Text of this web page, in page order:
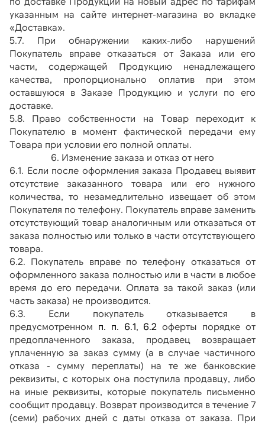
указанным на сайте интернет-магазина во вкладке
«Доставка».
5.7. При обнаружении каких-либо нарушений
Покупатель вправе отказаться от Заказа или его
части, содержащей Продукцию ненадлежащего
качества, пропорционально оплатив при этом
оставшуюся в Заказе Продукцию и услуги по его
доставке.
5.8. Право собственности на Товар переходит к
Покупателю в момент фактической передачи ему
Товара при условии его полной оплаты.
6. Изменение заказа и отказ от него
6.1. Если после оформления заказа Продавец выявит
отсутствие заказанного товара или его нужного
количества, то незамедлительно извещает об этом
Покупателя по телефону. Покупатель вправе заменить
отсутствующий товар аналогичным или отказаться от
заказа полностью или только в части отсутствующего
товара.
6.2. Покупатель вправе по телефону отказаться от
оформленного заказа полностью или в части в любое
время до его передачи. Оплата за такой заказ (или
часть заказа) не производится.
6.3. Если покупатель отказывается в
предусмотренном п. п. 6.1, 6.2 оферты порядке от
предоплаченного заказа, продавец возвращает
уплаченную за заказ сумму (а в случае частичного
отказа - сумму переплаты) на те же банковские
реквизиты, с которых она поступила продавцу, либо
на иные реквизиты, которые покупатель письменно
сообщит продавцу. Возврат производится в течение 7
(семи) рабочих дней с даты отказа от заказа. При